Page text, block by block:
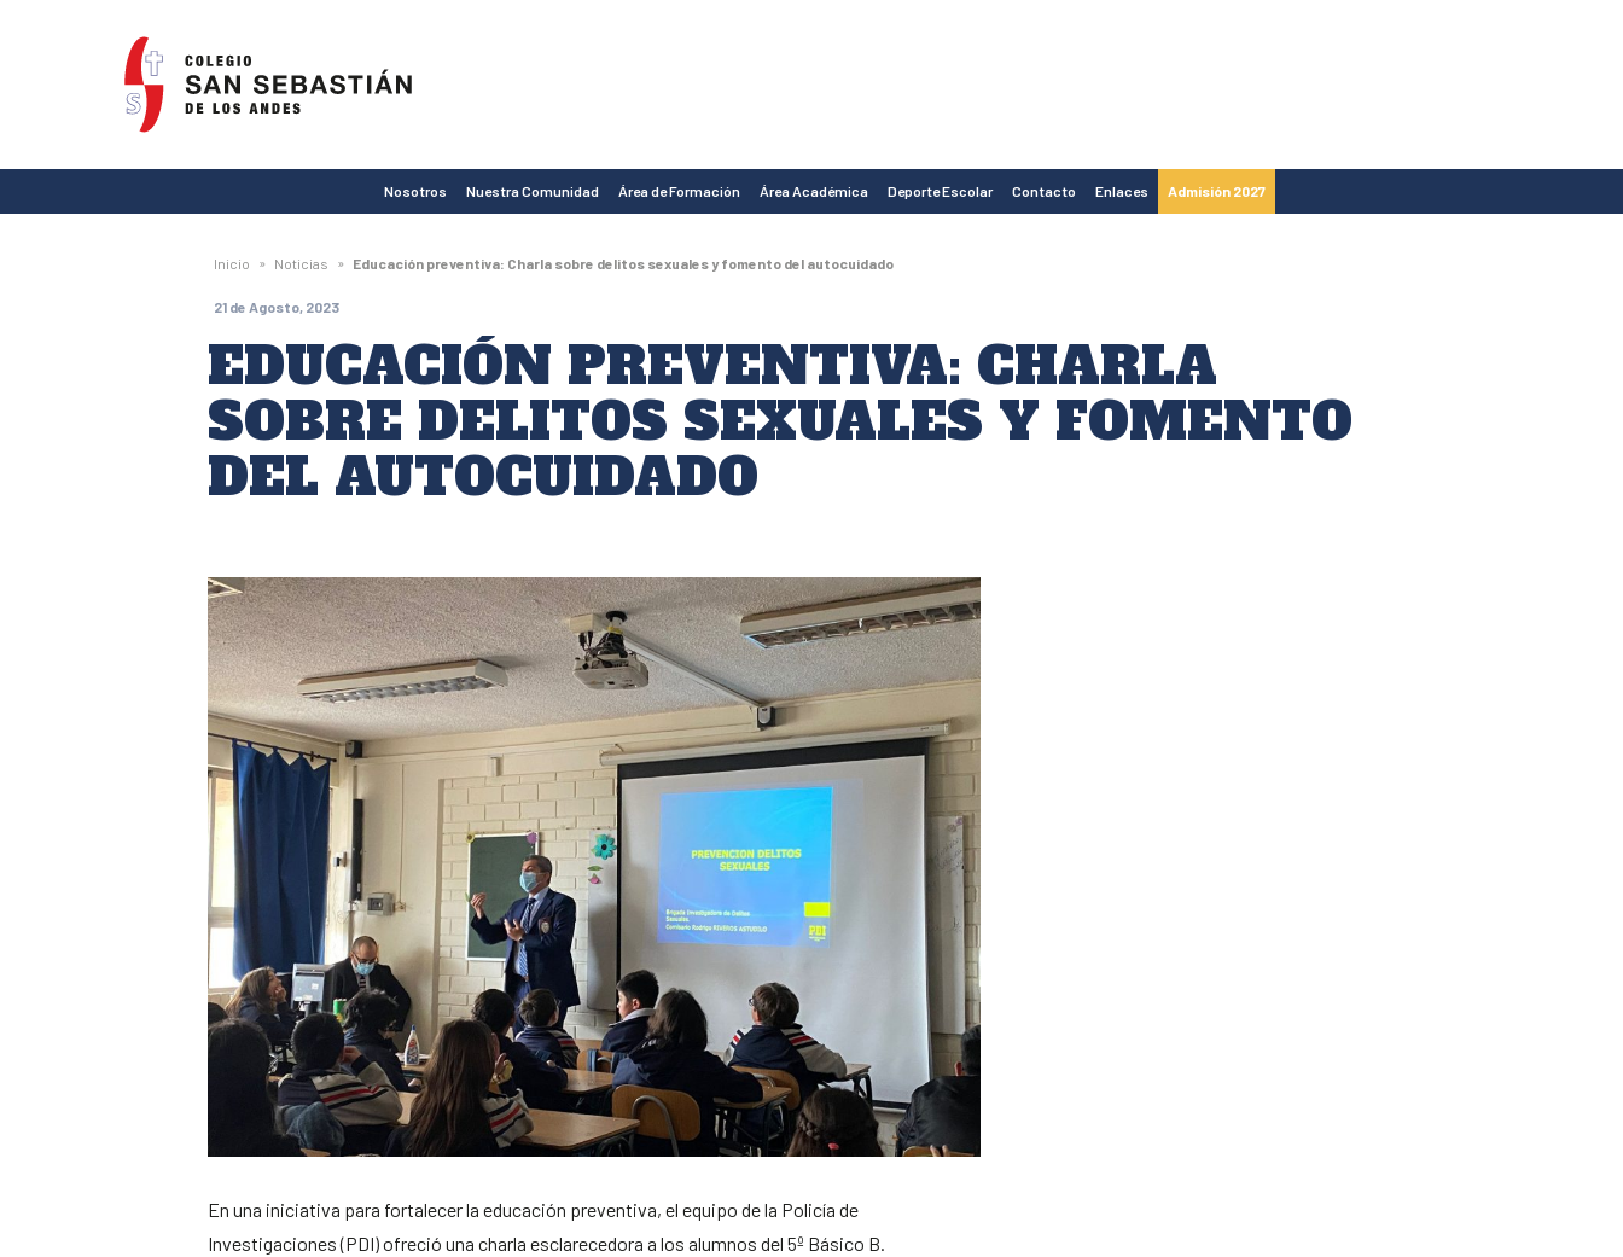
Colegio
San
Sebastián
de
Los
Andes
Nosotros Nuestra Comunidad Área de Formación Área Académica Deporte Escolar Contacto Enlaces Admisión 2027
Inicio » Noticias » Educación preventiva: Charla sobre delitos sexuales y fomento del autocuidado
21 de Agosto, 2023
EDUCACIÓN PREVENTIVA: CHARLA
SOBRE DELITOS SEXUALES Y FOMENTO
DEL AUTOCUIDADO
En una iniciativa para fortalecer la educación preventiva, el equipo de la Policía de
Investigaciones (PDI) ofreció una charla esclarecedora a los alumnos del 5º Básico B.